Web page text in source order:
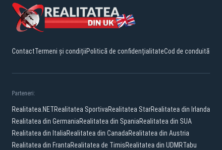
ContactTermeni și condițiiPolitică de confidențialitateCod de conduită
Parteneri:
Realitatea.NETRealitatea SportivaRealitatea StarRealitatea din Irlanda
Realitatea din GermaniaRealitatea din SpaniaRealitatea din SUA
Realitatea din ItaliaRealitatea din CanadaRealitatea din Austria
Realitatea din FrantaRealitatea de TimisRealitatea din UDMRTabu